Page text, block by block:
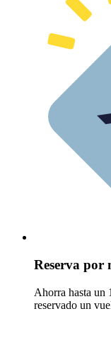
Reserva por
Ahorra hasta un
reservado un